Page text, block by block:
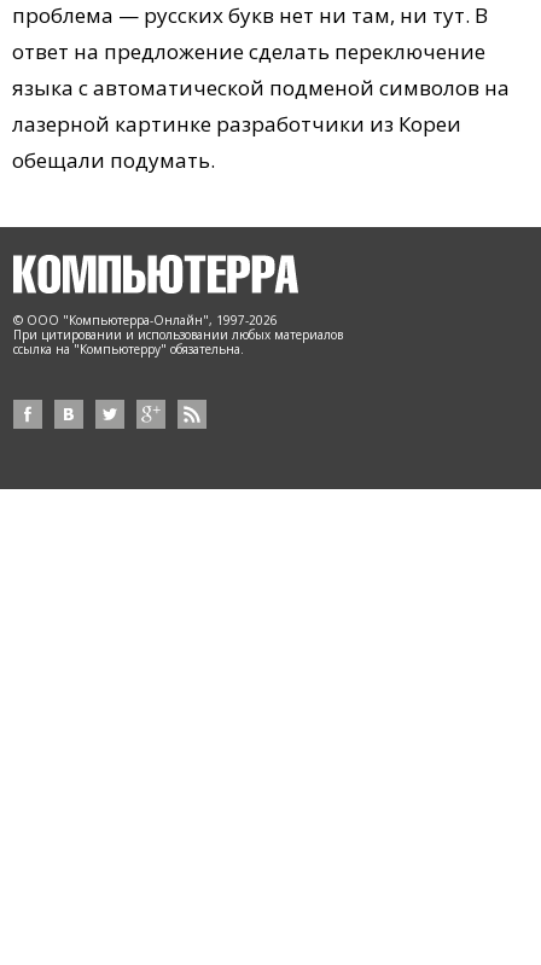
проблема — русских букв нет ни там, ни тут. В
ответ на предложение сделать переключение
языка с автоматической подменой символов на
лазерной картинке разработчики из Кореи
обещали подумать.
© ООО "Компьютерра-Онлайн", 1997-2026
При цитировании и использовании любых материалов
ссылка на "Компьютерру" обязательна.